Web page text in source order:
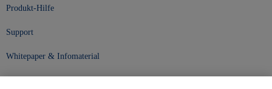
Produkt-Hilfe
Support
Whitepaper & Infomaterial